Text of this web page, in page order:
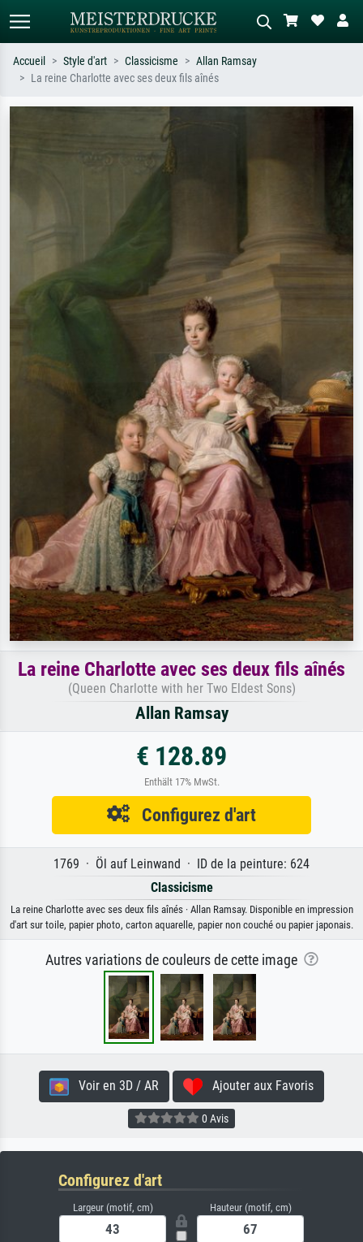
Recherchez par artiste, titre ou style –
impressionnisme, vague de Hokusai,
nu.
Accueil Style d'art Classicisme
Allan Ramsay
La reine Charlotte avec ses deux fils aînés
La reine Charlotte avec ses deux fils aînés
(Queen Charlotte with her Two Eldest Sons)
Allan Ramsay
€ 128.89
Enthält 17% MwSt.
Configurez d'art
1769 · Öl auf Leinwand · ID de la peinture: 624
Classicisme
La reine Charlotte avec ses deux fils aînés · Allan Ramsay. Disponible en impression
d'art sur toile, papier photo, carton aquarelle, papier non couché ou papier japonais.
Autres variations de couleurs de cette image
Voir en 3D / AR Ajouter aux Favoris
0 Avis
Configurez d'art
Largeur (motif, cm) Hauteur (motif, cm)